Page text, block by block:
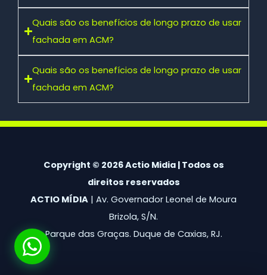
Quais são os benefícios de longo prazo de usar
fachada em ACM?
Quais são os benefícios de longo prazo de usar
fachada em ACM?
Copyright © 2026 Actio Midia | Todos os
direitos reservados
ACTIO MÍDIA | Av. Governador Leonel de Moura
Brizola, S/N.
Parque das Graças. Duque de Caxias, RJ.